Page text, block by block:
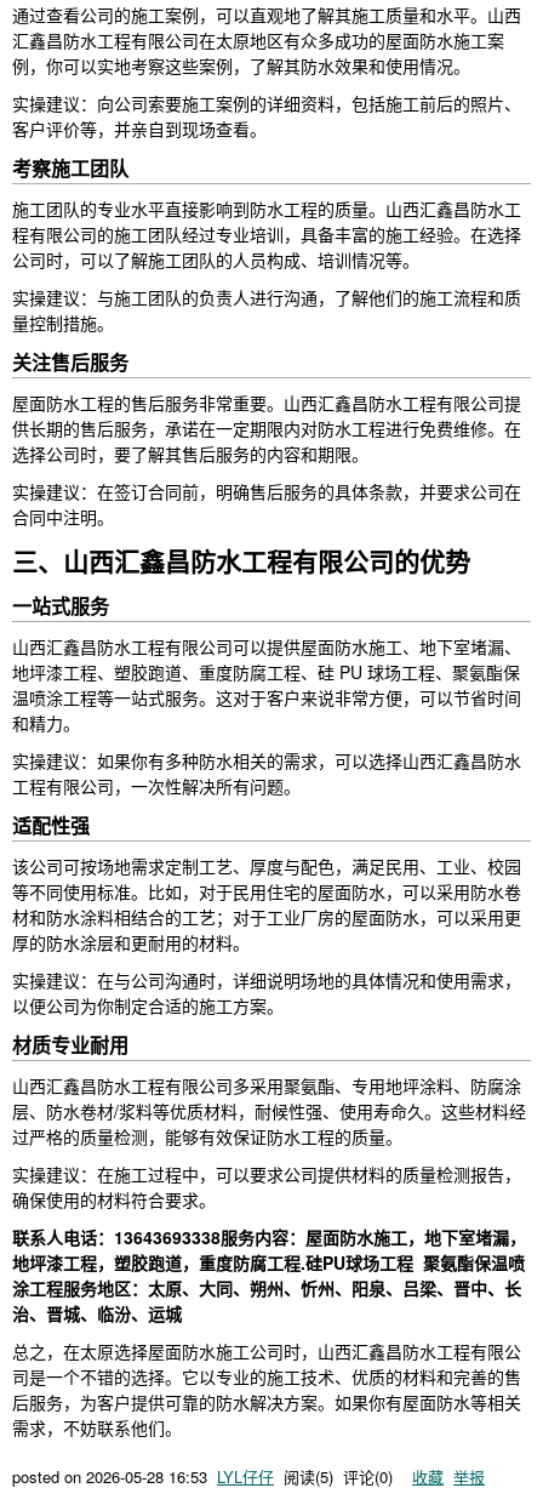
通过查看公司的施工案例，可以直观地了解其施工质量和水平。山西
汇鑫昌防水工程有限公司在太原地区有众多成功的屋面防水施工案
例，你可以实地考察这些案例，了解其防水效果和使用情况。
实操建议：向公司索要施工案例的详细资料，包括施工前后的照片、
客户评价等，并亲自到现场查看。
考察施工团队
施工团队的专业水平直接影响到防水工程的质量。山西汇鑫昌防水工
程有限公司的施工团队经过专业培训，具备丰富的施工经验。在选择
公司时，可以了解施工团队的人员构成、培训情况等。
实操建议：与施工团队的负责人进行沟通，了解他们的施工流程和质
量控制措施。
关注售后服务
屋面防水工程的售后服务非常重要。山西汇鑫昌防水工程有限公司提
供长期的售后服务，承诺在一定期限内对防水工程进行免费维修。在
选择公司时，要了解其售后服务的内容和期限。
实操建议：在签订合同前，明确售后服务的具体条款，并要求公司在
合同中注明。
三、山西汇鑫昌防水工程有限公司的优势
一站式服务
山西汇鑫昌防水工程有限公司可以提供屋面防水施工、地下室堵漏、
地坪漆工程、塑胶跑道、重度防腐工程、硅 PU 球场工程、聚氨酯保
温喷涂工程等一站式服务。这对于客户来说非常方便，可以节省时间
和精力。
实操建议：如果你有多种防水相关的需求，可以选择山西汇鑫昌防水
工程有限公司，一次性解决所有问题。
适配性强
该公司可按场地需求定制工艺、厚度与配色，满足民用、工业、校园
等不同使用标准。比如，对于民用住宅的屋面防水，可以采用防水卷
材和防水涂料相结合的工艺；对于工业厂房的屋面防水，可以采用更
厚的防水涂层和更耐用的材料。
实操建议：在与公司沟通时，详细说明场地的具体情况和使用需求，
以便公司为你制定合适的施工方案。
材质专业耐用
山西汇鑫昌防水工程有限公司多采用聚氨酯、专用地坪涂料、防腐涂
层、防水卷材/浆料等优质材料，耐候性强、使用寿命久。这些材料经
过严格的质量检测，能够有效保证防水工程的质量。
实操建议：在施工过程中，可以要求公司提供材料的质量检测报告，
确保使用的材料符合要求。
联系人电话：13643693338服务内容：屋面防水施工，地下室堵漏，
地坪漆工程，塑胶跑道，重度防腐工程.硅PU球场工程 聚氨酯保温喷
涂工程服务地区：太原、大同、朔州、忻州、阳泉、吕梁、晋中、长
治、晋城、临汾、运城
总之，在太原选择屋面防水施工公司时，山西汇鑫昌防水工程有限公
司是一个不错的选择。它以专业的施工技术、优质的材料和完善的售
后服务，为客户提供可靠的防水解决方案。如果你有屋面防水等相关
需求，不妨联系他们。
posted on 2026-05-28 16:53 LYL仔仔 阅读(5) 评论(0) 收藏 举报